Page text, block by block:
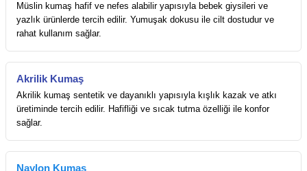
Müslin kumaş hafif ve nefes alabilir yapısıyla bebek giysileri ve
yazlık ürünlerde tercih edilir. Yumuşak dokusu ile cilt dostudur ve
rahat kullanım sağlar.
Akrilik Kumaş
Akrilik kumaş sentetik ve dayanıklı yapısıyla kışlık kazak ve atkı
üretiminde tercih edilir. Hafifliği ve sıcak tutma özelliği ile konfor
sağlar.
Naylon Kumaş